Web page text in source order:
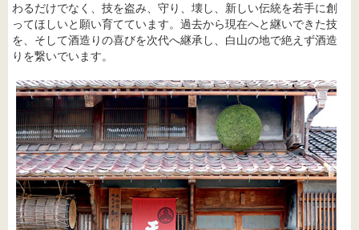
わるだけでなく、技を盗み、守り、壊し、新しい伝統を若手に創
ってほしいと願い育てています。過去から現在へと継いできた技
を、そして酒造りの喜びを次代へ継承し、白山の地で絶えず酒造
りを繋いでいます。